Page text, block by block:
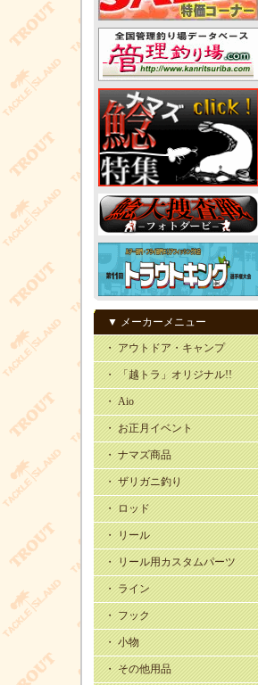
▼ メーカーメニュー
・ アウトドア・キャンプ
・ 「越トラ」オリジナル!!
・ Aio
・ お正月イベント
・ ナマズ商品
・ ザリガニ釣り
・ ロッド
・ リール
・ リール用カスタムパーツ
・ ライン
・ フック
・ 小物
・ その他用品